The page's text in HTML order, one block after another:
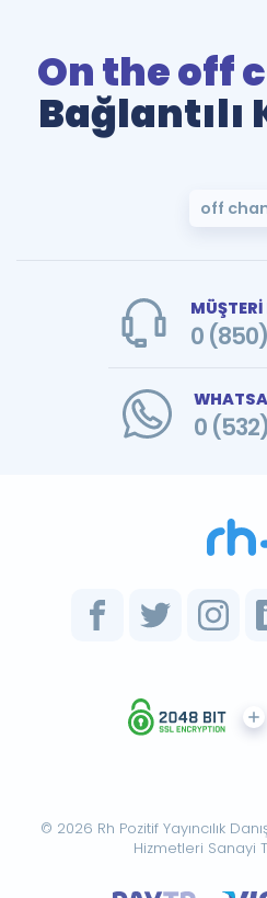
On the off
off
0
0
© 2026 Rh Pozitif Yayıncılık
Hizmetleri Sanayi